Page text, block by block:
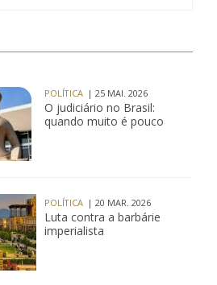
POLÍTICA | 25 MAI. 2026
O judiciário no Brasil:
quando muito é pouco
POLÍTICA | 20 MAR. 2026
Luta contra a barbárie
imperialista